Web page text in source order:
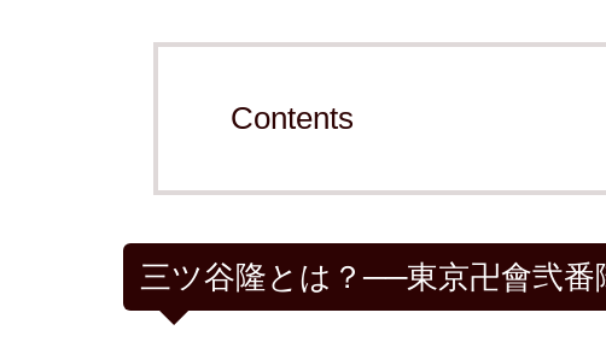
Contents
三ツ谷隆とは？──東京卍會弐